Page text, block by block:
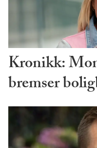
Kronikk:
bremser